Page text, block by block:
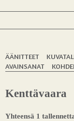
ÄÄNITTEET
AVAINSANAT
Kenttävaara
Yhteensä 1